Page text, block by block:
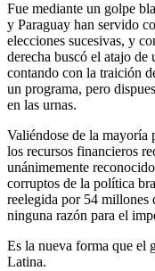
Fue mediante un golpe
y Paraguay han servido
elecciones sucesivas, y
derecha buscó el atajo
contando con la traición
un programa, pero
en las urnas.
Valiéndose de la mayoría
los recursos financieros
unánimemente
corruptos de la política
reelegida por 54 millones
ninguna razón para el
Es la nueva forma que el
Latina.